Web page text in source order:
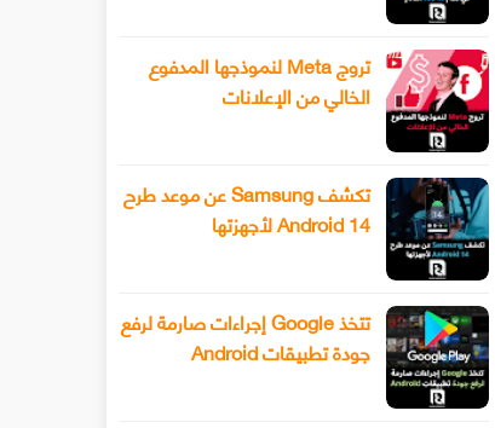
سيحصل هاتف Xiaomi 13 أخيرًا على عدسة
تروج Meta لنموذجها المدفوع
الخالي من الإعلانات
تكشف Samsung عن موعد طرح
Android 14 لأجهزتها
تتخذ Google إجراءات صارمة لرفع
جودة تطبيقات Android